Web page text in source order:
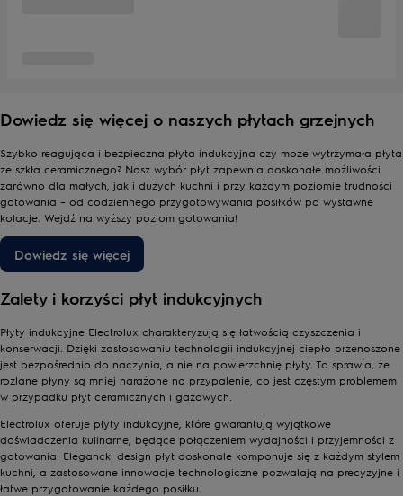
Dowiedz się więcej o naszych płytach grzejnych
Szybko reagująca i bezpieczna płyta indukcyjna czy może wytrzymała płyta
ze szkła ceramicznego? Nasz wybór płyt zapewnia doskonałe możliwości
zarówno dla małych, jak i dużych kuchni i przy każdym poziomie trudności
gotowania – od codziennego przygotowywania posiłków po wystawne
kolacje. Wejdź na wyższy poziom gotowania!
Dowiedz się więcej
Zalety i korzyści płyt indukcyjnych
Płyty indukcyjne Electrolux charakteryzują się łatwością czyszczenia i
konserwacji. Dzięki zastosowaniu technologii indukcyjnej ciepło przenoszone
jest bezpośrednio do naczynia, a nie na powierzchnię płyty. To sprawia, że
rozlane płyny są mniej narażone na przypalenie, co jest częstym problemem
w przypadku płyt ceramicznych i gazowych.
Electrolux oferuje płyty indukcyjne, które gwarantują wyjątkowe
doświadczenia kulinarne, będące połączeniem wydajności i przyjemności z
gotowania. Elegancki design płyt doskonale komponuje się z każdym stylem
kuchni, a zastosowane innowacje technologiczne pozwalają na precyzyjne i
łatwe przygotowanie każdego posiłku.